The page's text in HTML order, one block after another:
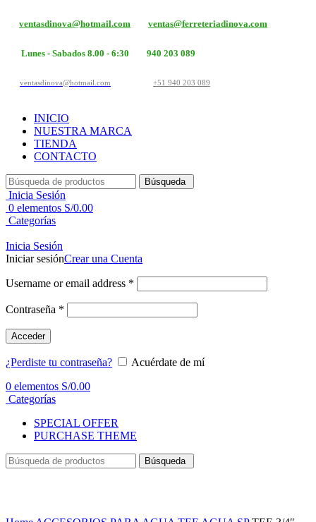
ventasdinova@hotmail.com ventas@ferreteriadinova.com
Lunes - Sabados 8.00 - 6:30 940 203 089
ventasdinova@hotmail.com +51 940 203 089
INICIO
NUESTRA MARCA
TIENDA
CONTACTO
Búsqueda
Inicia Sesión
0 elementos S/0.00
Categorías
Inicia Sesión
Iniciar sesiónCrear una Cuenta
Username or email address *
Contraseña *
Acceder
¿Perdiste tu contraseña?
Acuérdate de mí
0 elementos S/0.00
Categorías
SPECIAL OFFER
PURCHASE THEME
Búsqueda